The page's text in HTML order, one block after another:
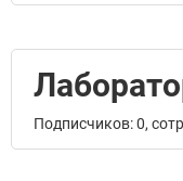
Подписчиков: 0,